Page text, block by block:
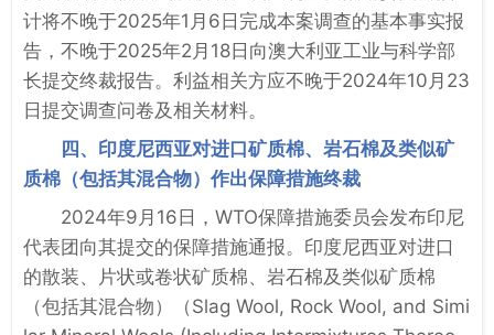
计将不晚于2025年1月6日完成本案调查的基本事实报
告，不晚于2025年2月18日向澳大利亚工业与科学部
长提交终裁报告。利益相关方应不晚于2024年10月23
日提交调查问卷及相关材料。
四、印度尼西亚对进口矿质棉、岩石棉及类似矿
质棉（包括其混合物）作出保障措施终裁
2024年9月16日，WTO保障措施委员会发布印尼
代表团向其提交的保障措施通报。印度尼西亚对进口
的散装、片状或卷状矿质棉、岩石棉及类似矿质棉
（包括其混合物）（Slag Wool, Rock Wool, and Simi